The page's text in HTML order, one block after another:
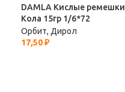
DAMLA Кислые ремешки
Кола 15гр 1/6*72
Орбит, Дирол
17,50₽